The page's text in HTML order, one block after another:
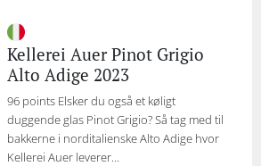
Kellerei Auer Pinot Grigio
Alto Adige 2023
96 points Elsker du også et køligt
duggende glas Pinot Grigio? Så tag med til
bakkerne i norditalienske Alto Adige hvor
Kellerei Auer leverer...